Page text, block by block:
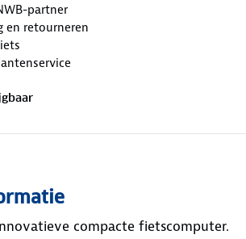
partner
en retourneren
compacte fietscomputer.